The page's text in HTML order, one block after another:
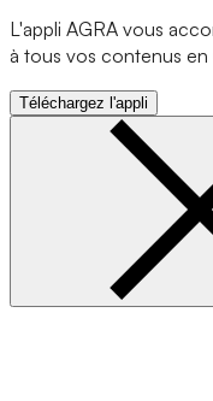
L'appli AGRA vous
à tous vos contenus en
Téléchargez l'appli